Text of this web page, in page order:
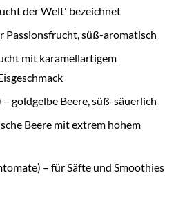
der Welt' bezeichnet
Passionsfrucht, süß-aromatisch
mit karamellartigem
goldgelbe Beere, süß-säuerlich
Beere mit extrem hohem
– für Säfte und Smoothies